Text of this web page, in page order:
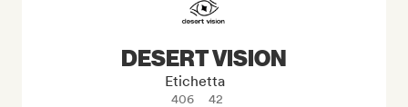
DESERT VISION
Etichetta
406 42